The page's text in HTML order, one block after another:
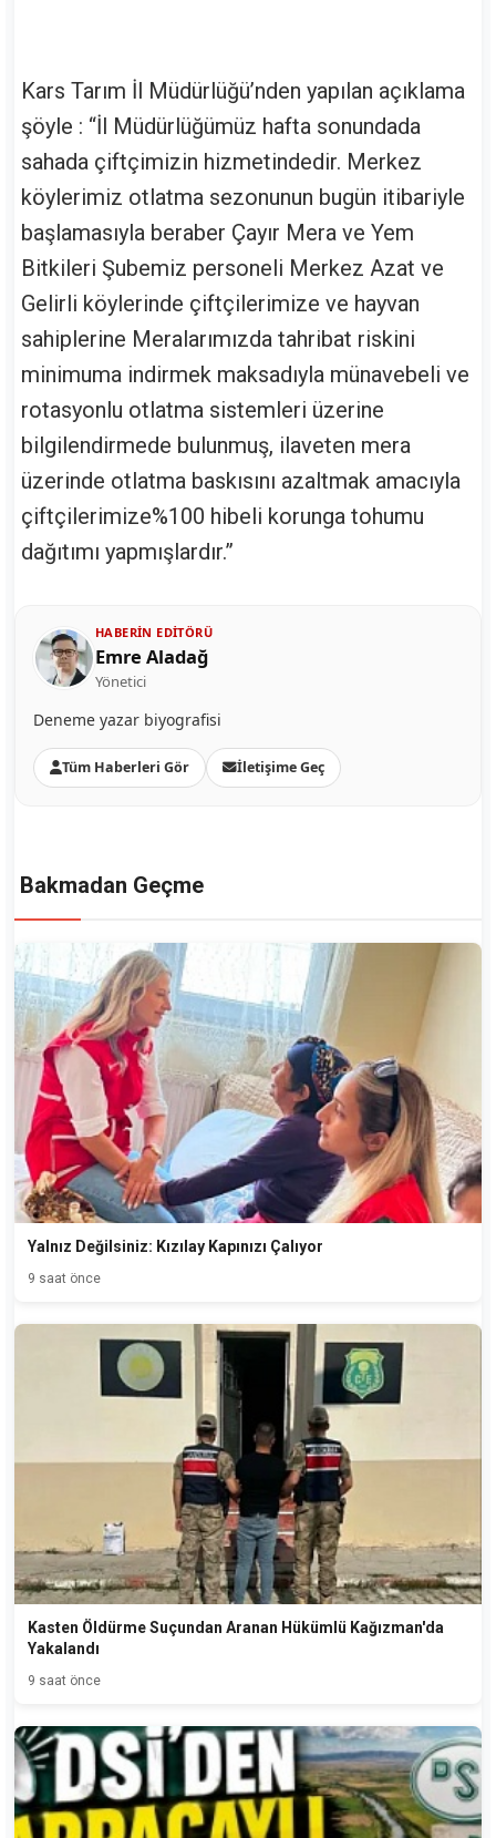
Kars Tarım İl Müdürlüğü’nden yapılan açıklama
şöyle : “İl Müdürlüğümüz hafta sonundada
sahada çiftçimizin hizmetindedir. Merkez
köylerimiz otlatma sezonunun bugün itibariyle
başlamasıyla beraber Çayır Mera ve Yem
Bitkileri Şubemiz personeli Merkez Azat ve
Gelirli köylerinde çiftçilerimize ve hayvan
sahiplerine Meralarımızda tahribat riskini
minimuma indirmek maksadıyla münavebeli ve
rotasyonlu otlatma sistemleri üzerine
bilgilendirmede bulunmuş, ilaveten mera
üzerinde otlatma baskısını azaltmak amacıyla
çiftçilerimize%100 hibeli korunga tohumu
dağıtımı yapmışlardır.”
HABERIN EDITÖRÜ
Emre Aladağ
Yönetici
Deneme yazar biyografisi
Tüm Haberleri Gör İletişime Geç
Bakmadan Geçme
Yalnız Değilsiniz: Kızılay Kapınızı Çalıyor
9 saat önce
Kasten Öldürme Suçundan Aranan Hükümlü Kağızman'da
Yakalandı
9 saat önce